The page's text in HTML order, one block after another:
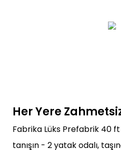
Her Yere
Fabrika Lüks Prefabrik 40
tanışın - 2 yatak odalı,